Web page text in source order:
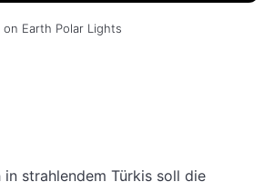
Earth Polar Lights
strahlendem Türkis soll die